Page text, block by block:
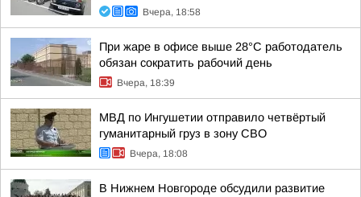
Вчера, 18:58
При жаре в офисе выше 28°C работодатель
обязан сократить рабочий день
Вчера, 18:39
МВД по Ингушетии отправило четвёртый
гуманитарный груз в зону СВО
Вчера, 18:08
В Нижнем Новгороде обсудили развитие